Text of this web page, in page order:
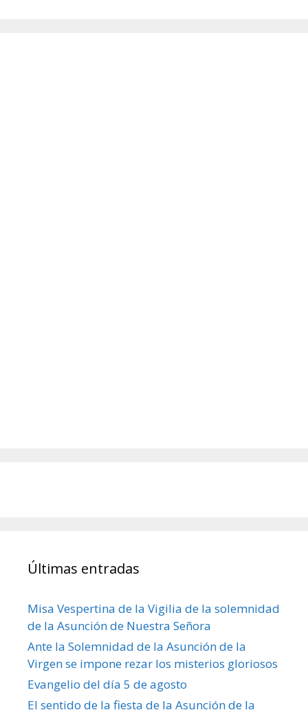
Últimas entradas
Misa Vespertina de la Vigilia de la solemnidad
de la Asunción de Nuestra Señora
Ante la Solemnidad de la Asunción de la
Virgen se impone rezar los misterios gloriosos
Evangelio del día 5 de agosto
El sentido de la fiesta de la Asunción de la